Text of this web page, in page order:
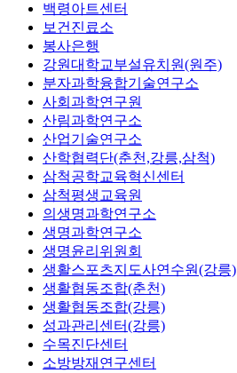
백령아트센터
보건진료소
봉사은행
강원대학교부설유치원(원주)
분자과학융합기술연구소
사회과학연구원
산림과학연구소
산업기술연구소
산학협력단(춘천,강릉,삼척)
삼척공학교육혁신센터
삼척평생교육원
의생명과학연구소
생명과학연구소
생명윤리위원회
생활스포츠지도사연수원(강릉)
생활협동조합(춘천)
생활협동조합(강릉)
성과관리센터(강릉)
수목진단센터
소방방재연구센터